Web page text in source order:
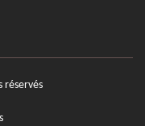
réservés